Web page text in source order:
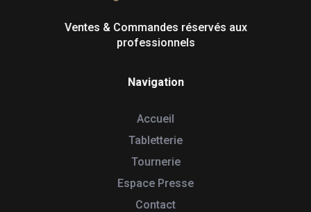
Ventes & Commandes réservés aux
professionnels
Navigation
Accueil
Tabletterie
Tournerie
Espace Presse
Contact